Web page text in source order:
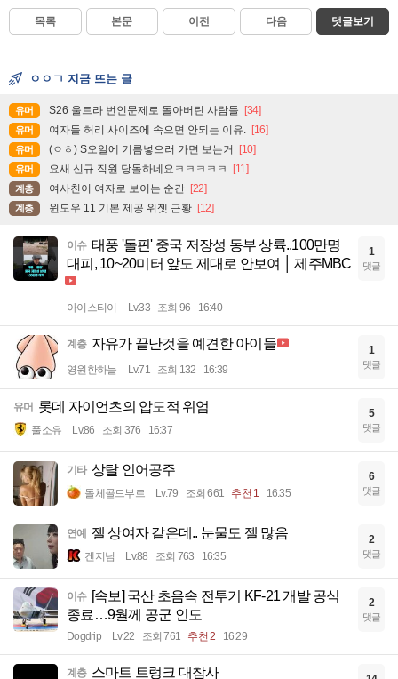
목록 본문 이전 다음 댓글보기
ㅇㅇㄱ 지금 뜨는 글
유머 S26 울트라 번인문제로 돌아버린 사람들 [34]
유머 여자들 허리 사이즈에 속으면 안되는 이유. [16]
유머 (ㅇㅎ) S오일에 기름넣으러 가면 보는거 [10]
유머 요새 신규 직원 당돌하네요ㅋㅋㅋㅋㅋ [11]
계층 여사친이 여자로 보이는 순간 [22]
계층 윈도우 11 기본 제공 위젯 근황 [12]
이슈 태풍 '돌핀' 중국 저장성 동부 상륙..100만명
대피, 10~20미터 앞도 제대로 안보여 │ 제주MBC
아이스티이 Lv.33 조회 96 16:40
1
댓글
계층 자유가 끝난것을 예견한 아이들
영원한하늘 Lv.71 조회 132 16:39
1
댓글
유머 롯데 자이언츠의 압도적 위엄
풀소유 Lv.86 조회 376 16:37
5
댓글
기타 상탈 인어공주
돌체콜드부르 Lv.79 조회 661 추천 1 16:35
6
댓글
연예 젤 상여자 같은데.. 눈물도 젤 많음
겐지님 Lv.88 조회 763 16:35
2
댓글
이슈 [속보] 국산 초음속 전투기 KF-21 개발 공식
종료…9월께 공군 인도
Dogdrip Lv.22 조회 761 추천 2 16:29
2
댓글
계층 스마트 트렁크 대참사